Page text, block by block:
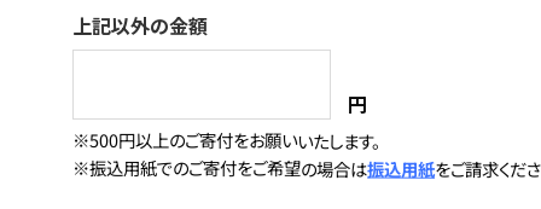
上記以外の金額
円
※500円以上のご寄付をお願いいたします。
※振込用紙でのご寄付をご希望の場合は振込用紙をご請求くださ